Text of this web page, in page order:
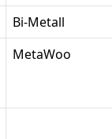
Bi-Metall
MetaWoo